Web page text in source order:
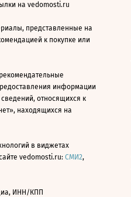
на vedomosti.ru
представленные на
к покупке или
информации
относящихся к
находящихся на
в виджетах
vedomosti.ru: СМИ2,
ИНН/КПП